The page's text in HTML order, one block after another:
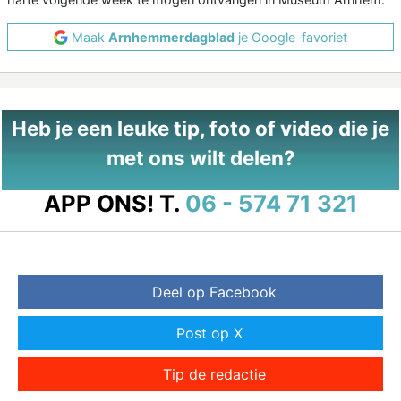
Maak Arnhemmerdagblad je Google-favoriet
Heb je een leuke tip, foto of video die je
met ons wilt delen?
APP ONS! T. 06 - 574 71 321
Deel op Facebook
Post op X
Tip de redactie